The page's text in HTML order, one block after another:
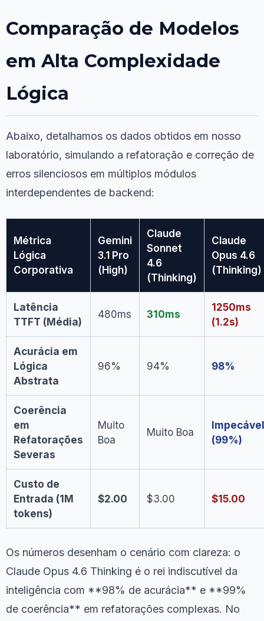
Comparação de Modelos
em Alta Complexidade
Lógica
Abaixo, detalhamos os dados obtidos em nosso
laboratório, simulando a refatoração e correção de
erros silenciosos em múltiplos módulos
interdependentes de backend:
Métrica
Lógica
Corporativa
Gemini
3.1 Pro
(High)
Claude
Sonnet
4.6
(Thinking)
Claude
Opus 4.6
(Thinking)
Latência
TTFT (Média)
480ms 310ms
1250ms
(1.2s)
Acurácia em
Lógica
Abstrata
96% 94% 98%
Coerência
em
Refatorações
Severas
Muito
Boa
Muito Boa
Impecável
(99%)
Custo de
Entrada (1M
tokens)
$2.00 $3.00 $15.00
Os números desenham o cenário com clareza: o
Claude Opus 4.6 Thinking é o rei indiscutível da
inteligência com **98% de acurácia** e **99%
de coerência** em refatorações complexas. No